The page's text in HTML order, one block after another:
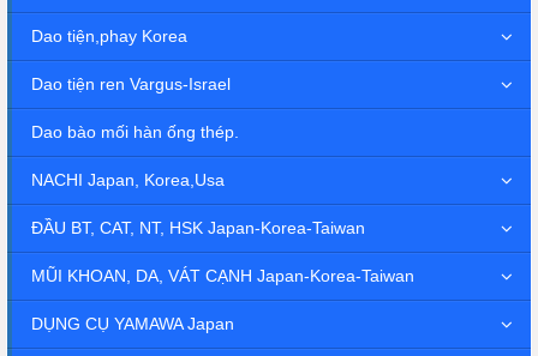
Dao tiện,phay Korea
Dao tiện ren Vargus-Israel
Dao bào mối hàn ống thép.
NACHI Japan, Korea,Usa
ĐẦU BT, CAT, NT, HSK Japan-Korea-Taiwan
MŨI KHOAN, DA, VÁT CẠNH Japan-Korea-Taiwan
DỤNG CỤ YAMAWA Japan